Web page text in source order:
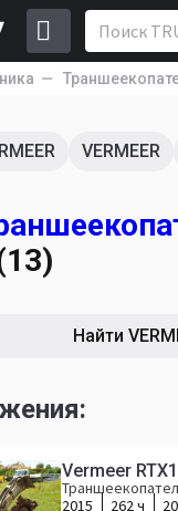
VERMEER
Найти
Vermeer
2015
262 ч